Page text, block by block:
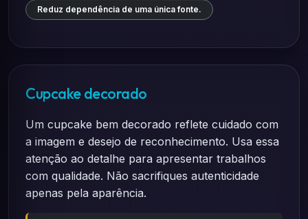
Reduz dependência de uma única fonte.
Cupcake decorado
Um cupcake bem decorado reflete cuidado com
a imagem e desejo de reconhecimento. Usa essa
atenção ao detalhe para apresentar trabalhos
com qualidade. Não sacrifiques autenticidade
apenas pela aparência.